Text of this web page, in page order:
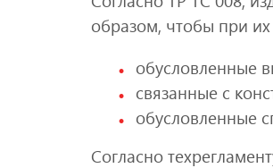
образом, чтобы при
обусловленные
связанные с
обусловленные
Согласно